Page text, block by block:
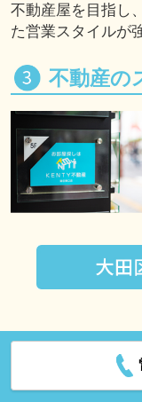
不動産屋を目指し
た営業スタイルが
不動産の